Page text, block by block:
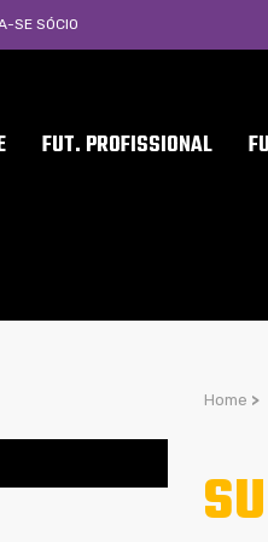
SE SÓCIO
FUT. PROFISSIONAL
Home >